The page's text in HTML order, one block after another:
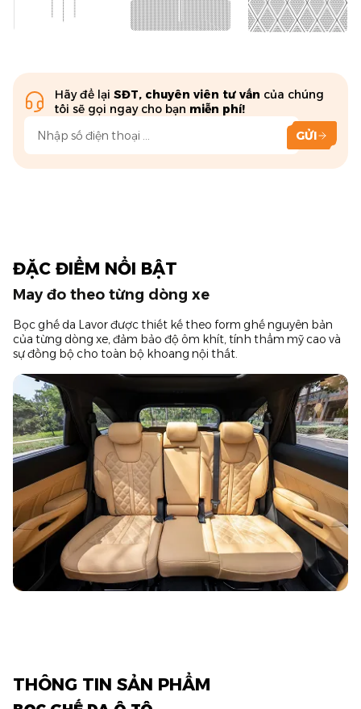
Hãy để lại SĐT, chuyên viên tư vấn của chúng
tôi sẽ gọi ngay cho bạn miễn phí!
GỬI
ĐẶC ĐIỂM NỔI BẬT
May đo theo từng dòng xe
Bọc ghế da Lavor được thiết kế theo form ghế nguyên bản
của từng dòng xe, đảm bảo độ ôm khít, tính thẩm mỹ cao và
sự đồng bộ cho toàn bộ khoang nội thất.
THÔNG TIN SẢN PHẨM